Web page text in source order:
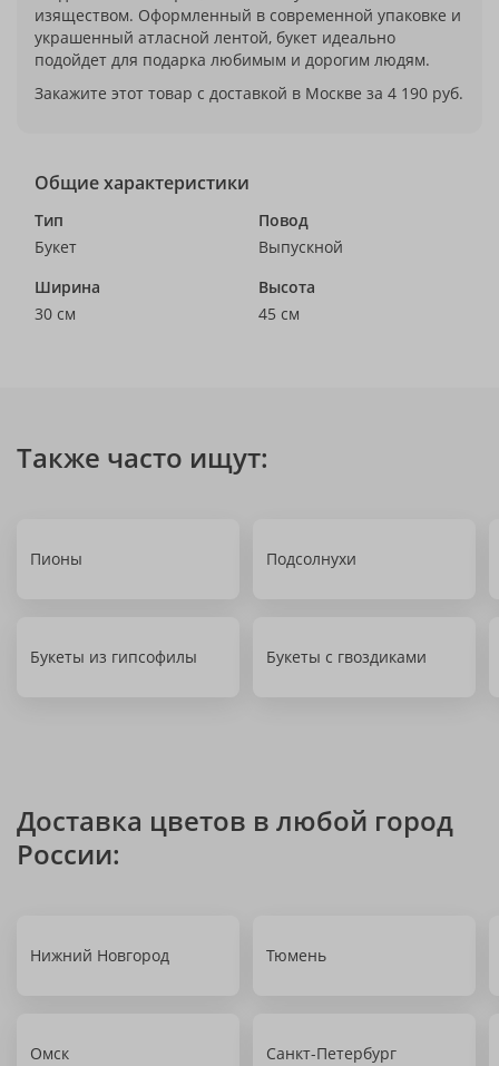
изяществом. Оформленный в современной упаковке и
украшенный атласной лентой, букет идеально
подойдет для подарка любимым и дорогим людям.
Закажите этот товар с доставкой в Москве за 4 190 руб.
Общие характеристики
Тип
Букет
Повод
Выпускной
Ширина
30 см
Высота
45 см
Также часто ищут:
Пионы Подсолнухи
Букеты из гипсофилы Букеты с гвоздиками
Доставка цветов в любой город
России:
Нижний Новгород Тюмень
Омск Санкт-Петербург